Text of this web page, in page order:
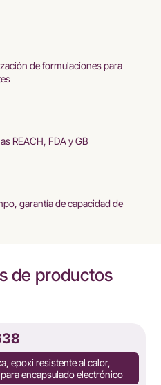
de formulaciones para
REACH, FDA y GB
garantía de capacidad de
de productos
epoxi resistente al calor,
encapsulado electrónico